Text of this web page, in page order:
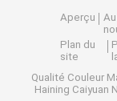
Aperçu
Plan du
site
Qualité Couleur
Haining Caiyuan